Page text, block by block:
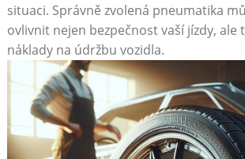
situaci. Správně zvolená​ pneumatika
ovlivnit ​nejen bezpečnost vaší jízdy,⁢ ale⁢
náklady na⁤ údržbu vozidla.